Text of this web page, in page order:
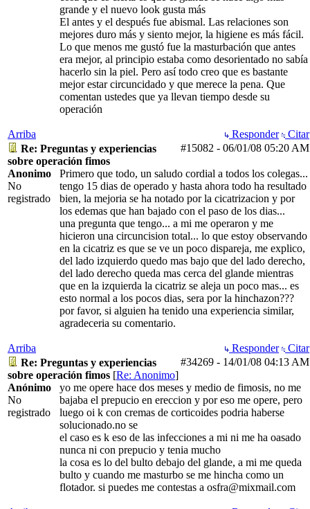
grande y el nuevo look gusta más
El antes y el después fue abismal. Las relaciones son
mejores duro más y siento mejor, la higiene es más fácil.
Lo que menos me gustó fue la masturbación que antes
era mejor, al principio estaba como desorientado no sabía
hacerlo sin la piel. Pero así todo creo que es bastante
mejor estar circuncidado y que merece la pena. Que
comentan ustedes que ya llevan tiempo desde su
operación
Arriba Responder
Citar
#15082 - 06/01/08 05:20 AM
Re: Preguntas y experiencias
sobre operación fimos
Anonimo
No
registrado
Primero que todo, un saludo cordial a todos los colegas...
tengo 15 dias de operado y hasta ahora todo ha resultado
bien, la mejoria se ha notado por la cicatrizacion y por
los edemas que han bajado con el paso de los dias...
una pregunta que tengo... a mi me operaron y me
hicieron una circuncision total... lo que estoy observando
en la cicatriz es que se ve un poco dispareja, me explico,
del lado izquierdo quedo mas bajo que del lado derecho,
del lado derecho queda mas cerca del glande mientras
que en la izquierda la cicatriz se aleja un poco mas... es
esto normal a los pocos dias, sera por la hinchazon???
por favor, si alguien ha tenido una experiencia similar,
agradeceria su comentario.
Arriba Responder
Citar
#34269 - 14/01/08 04:13 AM
Re: Preguntas y experiencias
sobre operación fimos [Re: Anonimo]
Anónimo
No
registrado
yo me opere hace dos meses y medio de fimosis, no me
bajaba el prepucio en ereccion y por eso me opere, pero
luego oi k con cremas de corticoides podria haberse
solucionado.no se
el caso es k eso de las infecciones a mi ni me ha oasado
nunca ni con prepucio y tenia mucho
la cosa es lo del bulto debajo del glande, a mi me queda
bulto y cuando me masturbo se me hincha como un
flotador. si puedes me contestas a osfra@mixmail.com